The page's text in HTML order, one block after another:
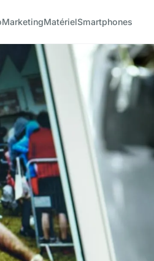
MarketingMatérielSmartphones